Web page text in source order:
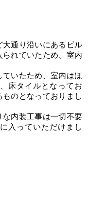
大通り沿いにあるビル
れていたため、室内
ていたため、室内はほ
床タイルとなってお
のとなっておりまし
内装工事は一切不要
入っていただけまし